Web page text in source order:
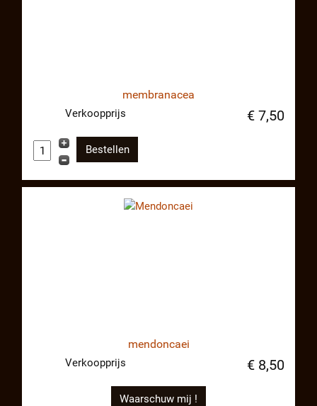
membranacea
Verkoopprijs € 7,50
mendoncaei
Verkoopprijs € 8,50
Waarschuw mij !